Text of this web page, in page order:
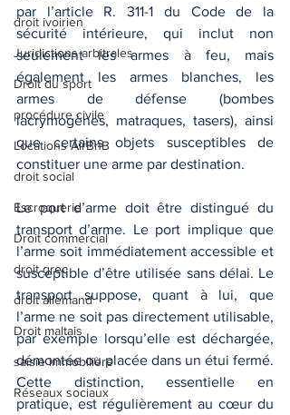
droit ivoirien
Juridictions arbitrales
Droit du sport
procédure civile
Locations AirBnB
droit social
Escroquerie
Droit commercial
droit grec
droit allemand
Droit maltais
saisie immobilière
Réseaux sociaux
par l’article R. 311-1 du Code de la
sécurité intérieure, qui inclut non
seulement les armes à feu, mais
également les armes blanches, les
armes de défense (bombes
lacrymogènes, matraques, tasers), ainsi
que certains objets susceptibles de
constituer une arme par destination.
Le port d’arme doit être distingué du
transport d’arme. Le port implique que
l’arme soit immédiatement accessible et
susceptible d’être utilisée sans délai. Le
transport suppose, quant à lui, que
l’arme ne soit pas directement utilisable,
par exemple lorsqu’elle est déchargée,
démontée ou placée dans un étui fermé.
Cette distinction, essentielle en
pratique, est régulièrement au cœur du